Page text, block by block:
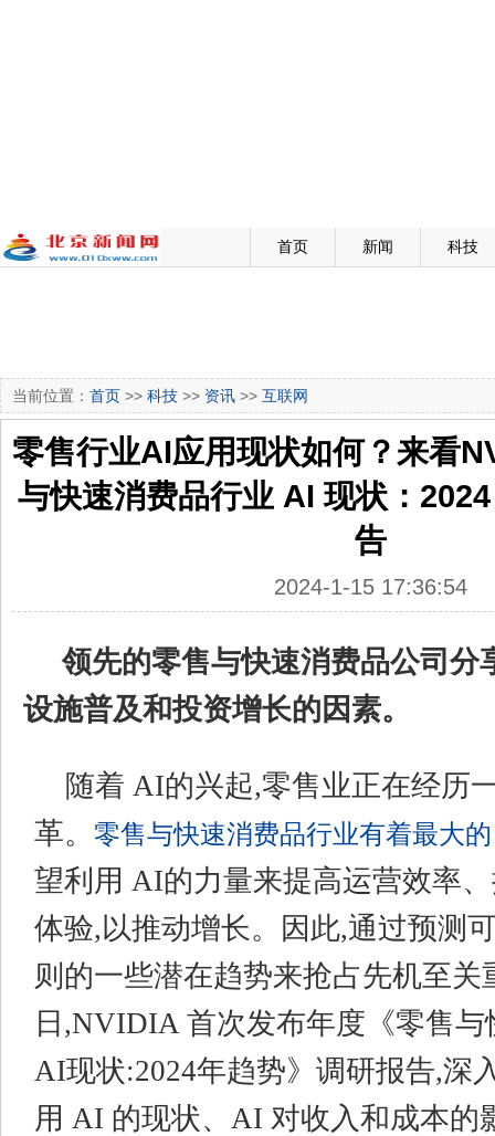
首页 新闻 科技
当前位置： 首页 >> 科技 >> 资讯 >> 互联网
零售行业AI应用现状如何？来看
与快速消费品行业 AI 现状：
告
2024-1-15 17:36:54
领先的零售与快速消费品公司分
设施普及和投资增长的因素。
随着 AI的兴起,零售业正在经历
革。
零售与快速消费品行业有着最大
望利用 AI的力量来提高运营效率
体验,以推动增长。因此,通过预测
则的一些潜在趋势来抢占先机至关
日,NVIDIA 首次发布年度《零售
AI现状:2024年趋势》调研报告,深
用 AI 的现状、AI 对收入和成本的